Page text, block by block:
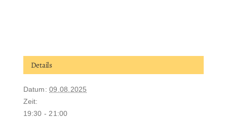
Details
Datum: 09.08.2025
Zeit:
19:30 - 21:00